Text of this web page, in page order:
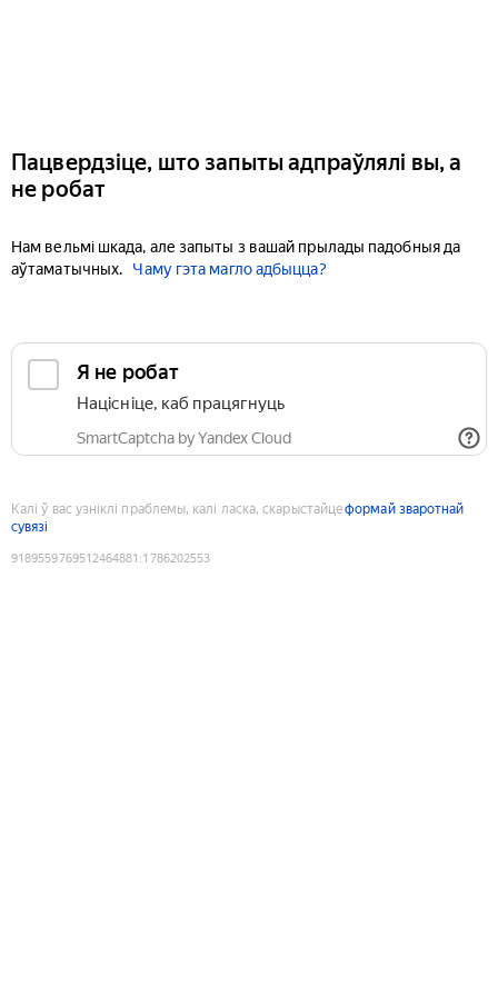
Пацвердзіце, што запыты адпраўлялі вы, а
не робат
Нам вельмі шкада, але запыты з вашай прылады падобныя да
аўтаматычных.
Чаму гэта магло адбыцца?
Я не робат
Націсніце, каб працягнуць
SmartCaptcha by Yandex Cloud
Калі ў вас узніклі праблемы, калі ласка, скарыстайцеформай зваротнай
сувязі
9189559769512464881 :1786202553